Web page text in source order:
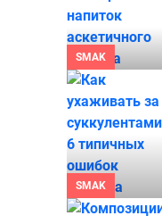
SMAK
SMAK